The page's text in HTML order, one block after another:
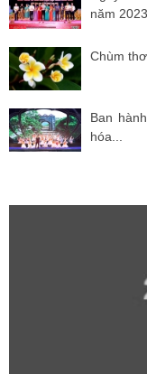
năm 2023
Chùm
Ban
hóa...